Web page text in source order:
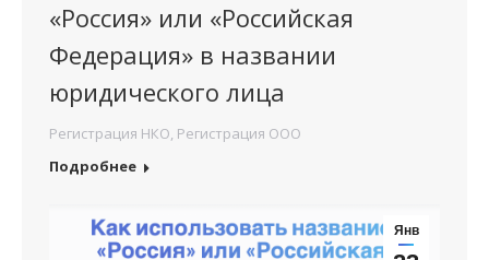
«Россия» или «Российская
Федерация» в названии
юридического лица
Регистрация НКО, Регистрация ООО
Подробнее
Янв